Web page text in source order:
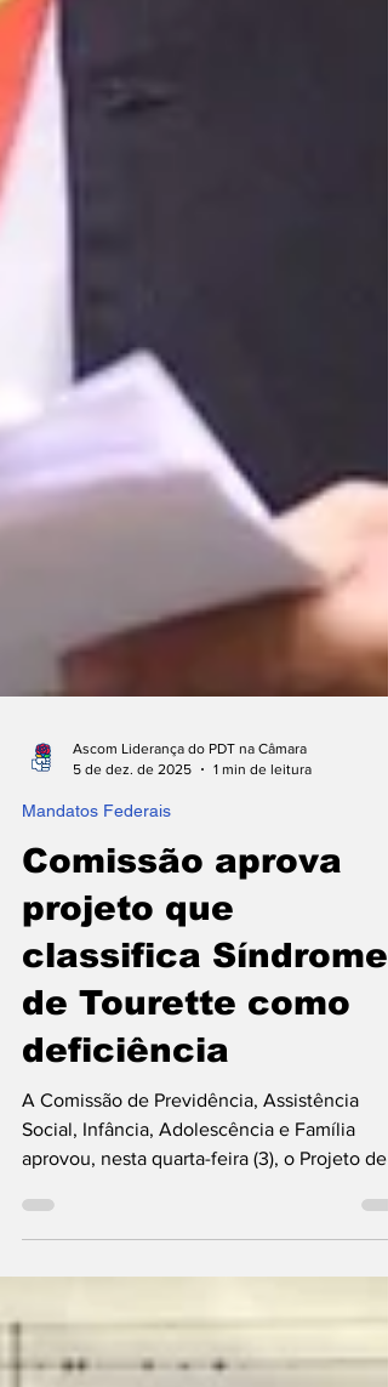
5 de dez. de 2025
Mandatos Federais
Comissão aprova
projeto que
classifica Síndrome
de Tourette como
deficiência
A Comissão de Previdência, Assistência
Social, Infância, Adolescência e Família
aprovou, nesta quarta-feira (3), o Projeto de